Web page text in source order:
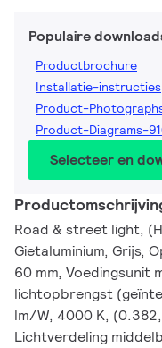
Populaire
Productbrochure
Installatie-instructies
Product-
Product-Diagrams-
Selecteer en
Road & street light,
Gietaluminium, Grijs,
60 mm, Voedingsunit
lichtopbrengst
lm/W, 4000 K,
Lichtverdeling